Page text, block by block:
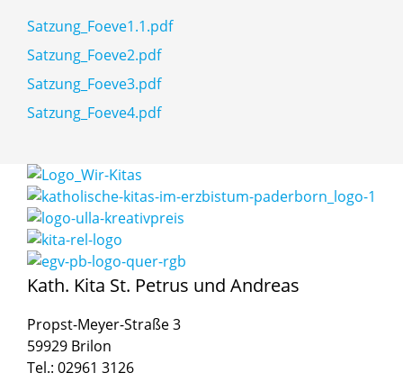
Satzung_Foeve1.1.pdf
Satzung_Foeve2.pdf
Satzung_Foeve3.pdf
Satzung_Foeve4.pdf
Kath. Kita St. Petrus und Andreas
Propst-Meyer-Straße 3
59929 Brilon
Tel.: 02961 3126